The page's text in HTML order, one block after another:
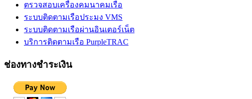
ตรวจสอบเครื่องคมนาคมเรือ
ระบบติดตามเรือประมง VMS
ระบบติดตามเรือผ่านอินเตอร์เน็ต
บริการติดตามเรือ PurpleTRAC
ช่องทางชำระเงิน